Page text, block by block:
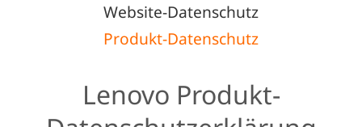
Website-Datenschutz
Produkt-Datenschutz
Lenovo Produkt-